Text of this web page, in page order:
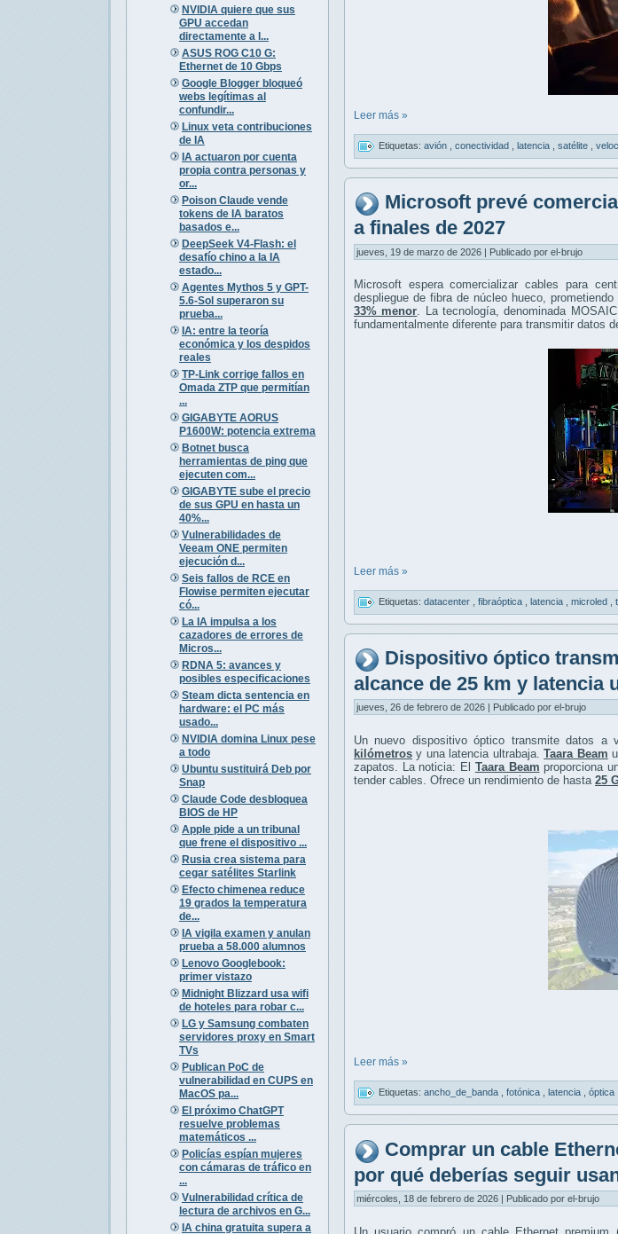
NVIDIA quiere que sus
GPU accedan
directamente a l...
ASUS ROG C10 G:
Ethernet de 10 Gbps
Google Blogger bloqueó
webs legítimas al
confundir...
Linux veta contribuciones
de IA
IA actuaron por cuenta
propia contra personas y
or...
Poison Claude vende
tokens de IA baratos
basados e...
DeepSeek V4-Flash: el
desafío chino a la IA
estado...
Agentes Mythos 5 y GPT-
5.6-Sol superaron su
prueba...
IA: entre la teoría
económica y los despidos
reales
TP-Link corrige fallos en
Omada ZTP que permitían
...
GIGABYTE AORUS
P1600W: potencia extrema
Botnet busca
herramientas de ping que
ejecuten com...
GIGABYTE sube el precio
de sus GPU en hasta un
40%...
Vulnerabilidades de
Veeam ONE permiten
ejecución d...
Seis fallos de RCE en
Flowise permiten ejecutar
có...
La IA impulsa a los
cazadores de errores de
Micros...
RDNA 5: avances y
posibles especificaciones
Steam dicta sentencia en
hardware: el PC más
usado...
NVIDIA domina Linux pese
a todo
Ubuntu sustituirá Deb por
Snap
Claude Code desbloquea
BIOS de HP
Apple pide a un tribunal
que frene el dispositivo ...
Rusia crea sistema para
cegar satélites Starlink
Efecto chimenea reduce
19 grados la temperatura
de...
IA vigila examen y anulan
prueba a 58.000 alumnos
Lenovo Googlebook:
primer vistazo
Midnight Blizzard usa wifi
de hoteles para robar c...
LG y Samsung combaten
servidores proxy en Smart
TVs
Publican PoC de
vulnerabilidad en CUPS en
MacOS pa...
El próximo ChatGPT
resuelve problemas
matemáticos ...
Policías espían mujeres
con cámaras de tráfico en
...
Vulnerabilidad crítica de
lectura de archivos en G...
IA china gratuita supera a
Leer más »
Etiquetas: avión conectividad latencia satélite
Microsoft prevé
a finales de 2027
jueves, 19 de marzo de 2026 | Publicado por el-brujo
Microsoft espera comercializar cables para
despliegue de fibra de núcleo hueco,
33% menor. La tecnología, denominada
fundamentalmente diferente para transmitir datos
Leer más »
Etiquetas: datacenter fibraóptica latencia microled
Dispositivo óptico
alcance de 25 km y latencia
jueves, 26 de febrero de 2026 | Publicado por el-brujo
Un nuevo dispositivo óptico transmite datos a
kilómetros y una latencia ultrabaja.Taara Beam
zapatos. La noticia: El Taara Beam proporciona
tender cables. Ofrece un rendimiento de hasta 25
Leer más »
Etiquetas: ancho_de_banda fotónica latencia óptica
Comprar un cable
por qué deberías seguir
miércoles, 18 de febrero de 2026 | Publicado por el-brujo